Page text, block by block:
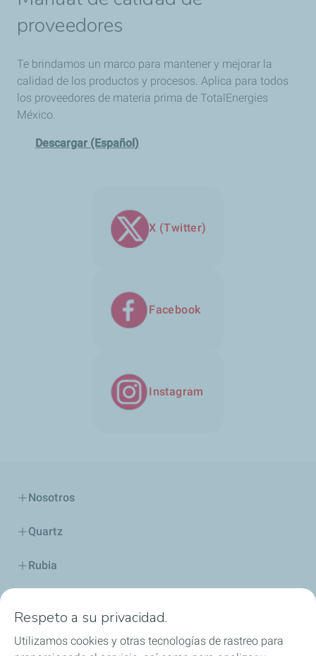
proveedores
Te brindamos un marco para mantener y mejorar la
calidad de los productos y procesos. Aplica para todos
los proveedores de materia prima de TotalEnergies
México.
Descargar (Español)
X (Twitter)
Facebook
Instagram
Nosotros
Quartz
Rubia
Lubricantes y especialidades
Respeto a su privacidad.
Utilizamos cookies y otras tecnologías de rastreo para